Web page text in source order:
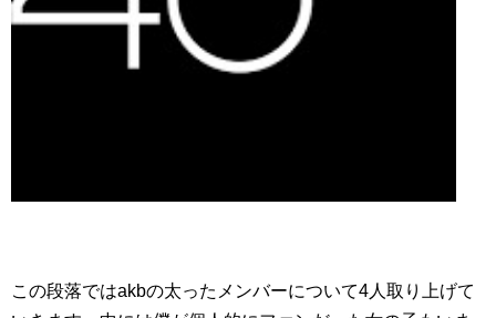
この段落ではakbの太ったメンバーについて4人取り上げて